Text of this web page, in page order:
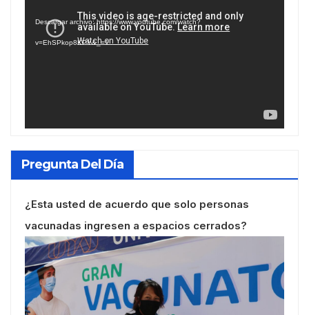
vídeo
Descargar archivo: https://www.youtube.com/watch?
v=EhSPkop8KPY&_=1
Pregunta Del Día
¿Esta usted de acuerdo que solo personas
vacunadas ingresen a espacios cerrados?